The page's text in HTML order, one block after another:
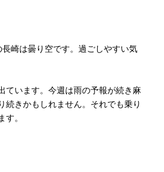
崎は曇り空です。過ごしやすい気
ています。今週は雨の予報が続き麻
続きかもしれません。それでも乗り
。